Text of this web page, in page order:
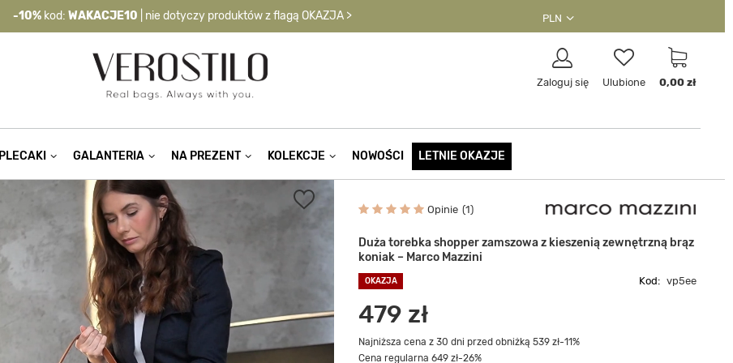
LETNI BONUS-10%z kodemWAKACJE10| ważne do 09.08 g. 23:59
WAKACJE10 | nie dotyczy produktów z flagą OKAZJA >
PLN
Zaloguj się Ulubione 0,00 zł
PLECAKI GALANTERIA NA PREZENT KOLEKCJE NOWOŚCI LETNIE OKAZJE
Opinie 1
Duża torebka shopper zamszowa z kieszenią zewnętrzną brąz
koniak – Marco Mazzini
OKAZJA Kod: vp5ee
479 zł
Najniższa cena z 30 dni przed obniżką 539 zł-11%
Cena regularna 649 zł-26%